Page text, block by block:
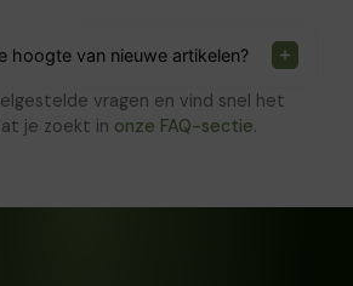
hoogte van nieuwe artikelen?
vragen en vind snel het
je zoekt in onze FAQ-sectie.